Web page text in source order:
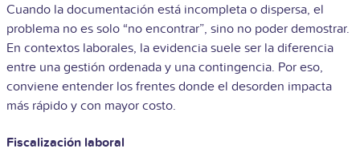
Cuando la documentación está incompleta o dispersa, el
problema no es solo “no encontrar”, sino no poder demostrar.
En contextos laborales, la evidencia suele ser la diferencia
entre una gestión ordenada y una contingencia. Por eso,
conviene entender los frentes donde el desorden impacta
más rápido y con mayor costo.
Fiscalización laboral